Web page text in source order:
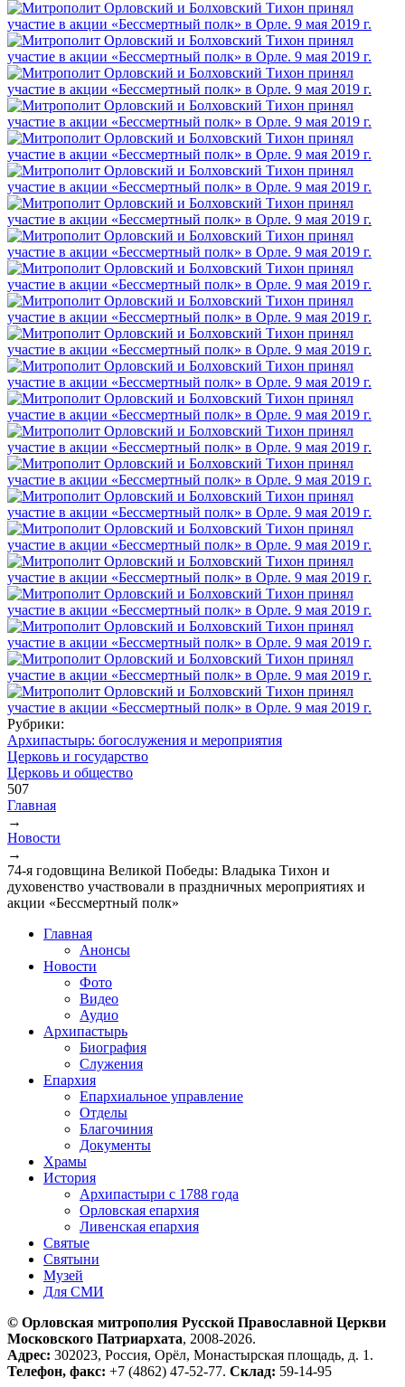
Рубрики:
Архипастырь: богослужения и мероприятия
Церковь и государство
Церковь и общество
507
Вы здесь
Главная
→
Новости
→
74-я годовщина Великой Победы: Владыка Тихон и
духовенство участвовали в праздничных мероприятиях и
акции «Бессмертный полк»
Главная
Анонсы
Новости
Фото
Видео
Аудио
Архипастырь
Биография
Служения
Епархия
Епархиальное управление
Отделы
Благочиния
Документы
Храмы
История
Архипастыри с 1788 года
Орловская епархия
Ливенская епархия
Святые
Святыни
Музей
Для СМИ
© Орловская митрополия Русской Православной Церкви
Московского Патриархата, 2008-2026.
Адрес: 302023, Россия, Орёл, Монастырская площадь, д. 1.
Телефон, факс: +7 (4862) 47-52-77. Склад: 59-14-95